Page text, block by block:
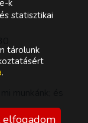
k
statisztikai
tárolunk
.
elfogadom